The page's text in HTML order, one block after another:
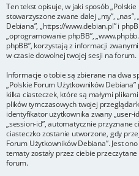
Ten tekst opisuje, w jaki sposób
stowarzyszone zwane dalej „my”,
Debiana”, „https://www.debian.pl” i
„oprogramowanie phpBB”,
phpBB”, korzystają z informacji
w czasie dowolnej twojej sesji na forum.
Informacje o tobie są zbierane na dwa
„Polskie Forum Użytkowników
kilka ciasteczek, które są małymi
plików tymczasowych twojej
identyfikator użytkownika zwany „user-
„session-id”, automatycznie przyznane
ciasteczko zostanie utworzone, gdy
Forum Użytkowników Debiana”. Jest
tematy zostały przez ciebie
forum.